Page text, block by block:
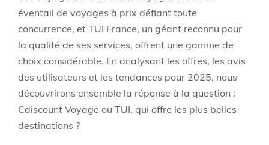
éventail de voyages à prix défiant toute
concurrence, et TUI France, un géant reconnu pour
la qualité de ses services, offrent une gamme de
choix considérable. En analysant les offres, les avis
des utilisateurs et les tendances pour 2025, nous
découvrirons ensemble la réponse à la question :
Cdiscount Voyage ou TUI, qui offre les plus belles
destinations ?